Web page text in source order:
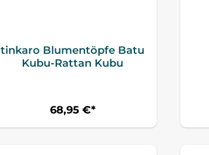
tinkaro Blumentöpfe Batu
Kubu-Rattan Kubu
68,95 €*